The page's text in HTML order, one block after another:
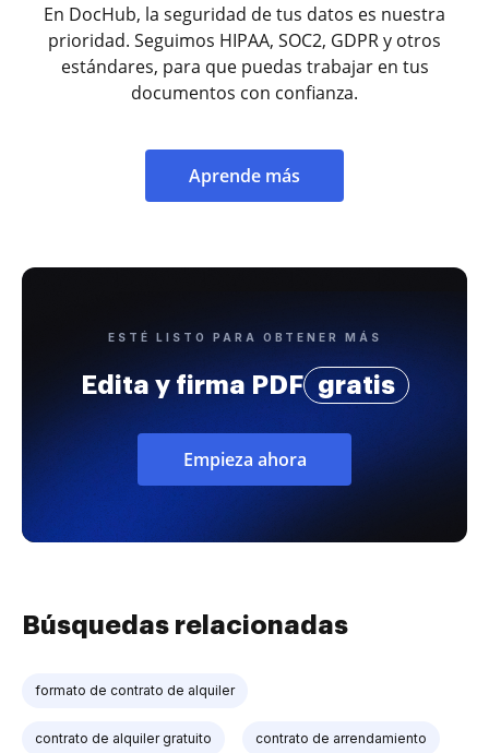
En DocHub, la seguridad de tus datos es nuestra
prioridad. Seguimos HIPAA, SOC2, GDPR y otros
estándares, para que puedas trabajar en tus
documentos con confianza.
Aprende más
ESTÉ LISTO PARA OBTENER MÁS
Edita y firma PDF gratis
Empieza ahora
Búsquedas relacionadas
formato de contrato de alquiler
contrato de alquiler gratuito contrato de arrendamiento